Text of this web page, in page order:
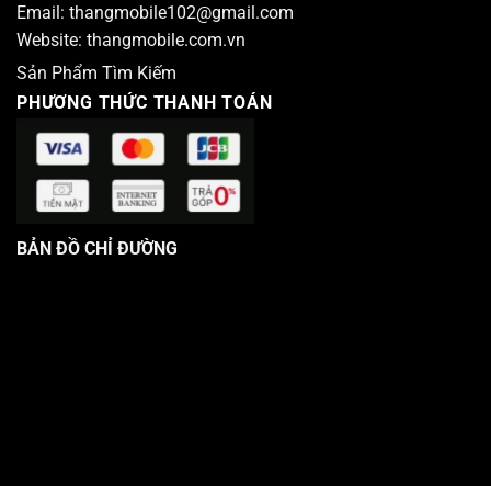
Email: thangmobile102@gmail.com
Website: thangmobile.com.vn
Sản Phẩm Tìm Kiếm
PHƯƠNG THỨC THANH TOÁN
BẢN ĐỒ CHỈ ĐƯỜNG